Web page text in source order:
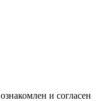
ознакомлен и согласен